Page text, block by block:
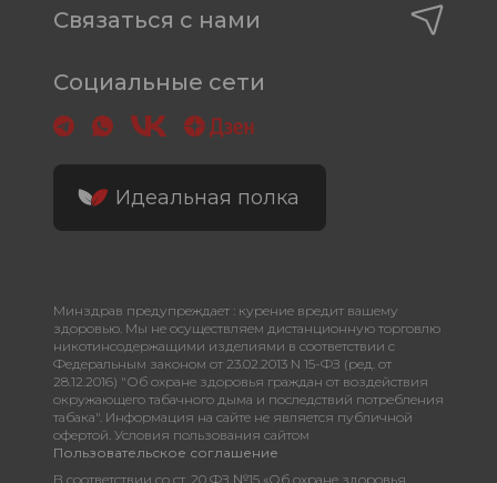
Связаться с нами
Социальные сети
Идеальная полка
Минздрав предупреждает : курение вредит вашему
здоровью. Мы не осуществляем дистанционную торговлю
никотинсодержащими изделиями в соответствии с
Федеральным законом от 23.02.2013 N 15-ФЗ (ред. от
28.12.2016) "Об охране здоровья граждан от воздействия
окружающего табачного дыма и последствий потребления
табака". Информация на сайте не является публичной
офертой. Условия пользования сайтом
Пользовательское соглашение
В соответствии со ст. 20 ФЗ №15 «Об охране здоровья